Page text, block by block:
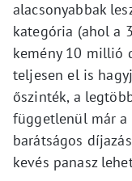
alacsonyabbak
kategória (ahol a
kemény 10 millió
teljesen el is
őszinték, a
függetlenül már a
barátságos
kevés panasz